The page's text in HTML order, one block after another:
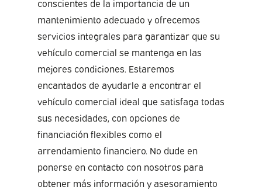
conscientes de la importancia de un
mantenimiento adecuado y ofrecemos
servicios integrales para garantizar que su
vehículo comercial se mantenga en las
mejores condiciones. Estaremos
encantados de ayudarle a encontrar el
vehículo comercial ideal que satisfaga todas
sus necesidades, con opciones de
financiación flexibles como el
arrendamiento financiero. No dude en
ponerse en contacto con nosotros para
obtener más información y asesoramiento